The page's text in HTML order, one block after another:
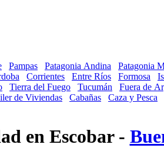
Pampas Patagonia Andina Patagonia
Corrientes Entre Ríos Formosa
Tierra del Fuego Tucumán Fuera de
de Viviendas Cabañas Caza y Pesca
en Escobar -